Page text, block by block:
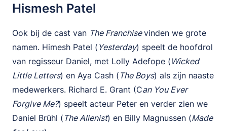
Hismesh Patel
Ook bij de cast van The Franchisevinden we grote
namen. Himesh Patel ( Yesterday) speelt de hoofdrol
van regisseur Daniel, met Lolly Adefope ( Wicked
Little Letters) en Aya Cash ( The Boys) als zijn naaste
medewerkers. Richard E. Grant (Can You Ever
Forgive Me?) speelt acteur Peter en verder zien we
Daniel Brühl ( The Alienist) en Billy Magnussen (Made